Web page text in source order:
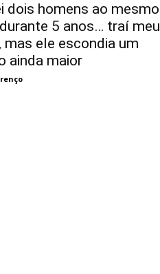
dois homens ao mesmo
5 anos… traí meu
mas ele escondia um
ainda maior